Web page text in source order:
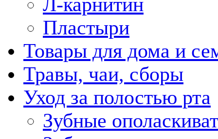
Л-карнитин
Пластыри
Товары для дома и
Травы, чаи, сборы
Уход за полостью рта
Зубные